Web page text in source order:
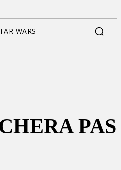
WARS
PAS